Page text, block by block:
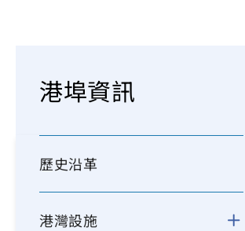
港埠資訊
歷史沿革
港灣設施